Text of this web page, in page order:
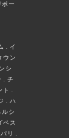
ー
. イ
ウン
シ
. チ
ト .
. ハ
シ
ペス
リ .